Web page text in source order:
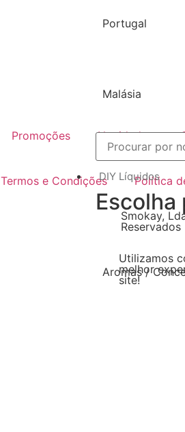
Portugal
Malásia
DIY Líquidos
Aromas /
Promoções Novidades
Termos e Condições Política
Smokay,
Reservados
Utilizamos
melhor
site!